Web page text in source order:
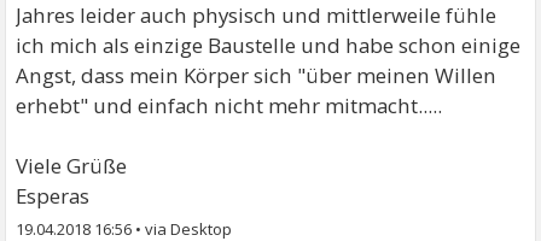
Jahres leider auch physisch und mittlerweile fühle
ich mich als einzige Baustelle und habe schon einige
Angst, dass mein Körper sich "über meinen Willen
erhebt" und einfach nicht mehr mitmacht.....
Viele Grüße
Esperas
19.04.2018 16:56 •